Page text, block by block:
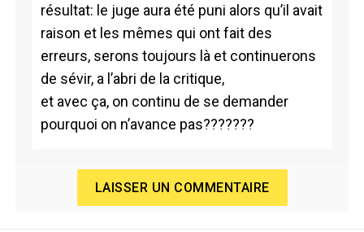
résultat: le juge aura été puni alors qu’il avait
raison et les mêmes qui ont fait des
erreurs, serons toujours là et continuerons
de sévir, a l’abri de la critique,
et avec ça, on continu de se demander
pourquoi on n’avance pas???????
LAISSER UN COMMENTAIRE